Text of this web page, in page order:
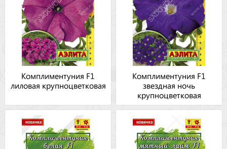
Комплиментуния F1
лиловая крупноцветковая
Комплиментуния F1
звездная ночь
крупноцветковая